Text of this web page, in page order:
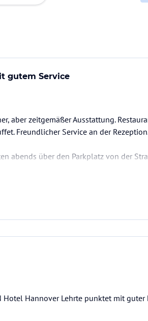
gutem Service
aber zeitgemäßer Ausstattung.
Freundlicher Service an der
abends über den Parkplatz von der
in Lehrte haben sollte, gerne
Hotel Hannover Lehrte punktet mit